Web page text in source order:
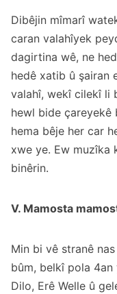
Dibêjin mîmarî
caran valahîyek
dagirtina wê, ne
hedê xatib û şairan
valahî, wekî cilekî li
hewl bide çareyekê
hema bêje her car
xwe ye. Ew muzîka
binêrin.
V. Mamosta
Min bi vê stranê
bûm, belkî pola 4an
Dilo, Erê Welle û